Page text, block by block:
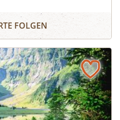
Standard-Touren
sich aber auch gerne
und wir organisieren
passende:n
gerne eine:n
eine:n Bergführer:in
Bei schwierigen
Tour mit einem/r
FOLGEN